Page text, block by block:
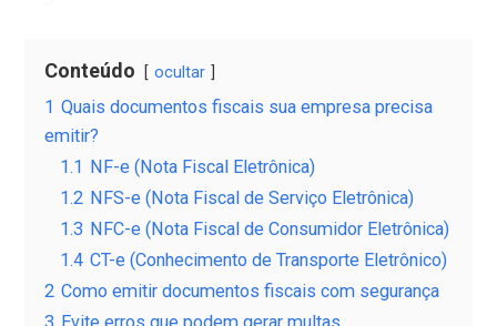
Conteúdo ocultar
1 Quais documentos fiscais sua empresa precisa
emitir?
1.1 NF-e (Nota Fiscal Eletrônica)
1.2 NFS-e (Nota Fiscal de Serviço Eletrônica)
1.3 NFC-e (Nota Fiscal de Consumidor Eletrônica)
1.4 CT-e (Conhecimento de Transporte Eletrônico)
2 Como emitir documentos fiscais com segurança